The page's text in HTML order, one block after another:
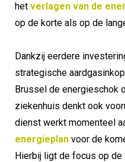
het verlagen van de
op de korte als op de
Dankzij eerdere
strategische
Brussel de energieschok
ziekenhuis denkt ook
dienst werkt momenteel
energieplan voor de
Hierbij ligt de focus op de